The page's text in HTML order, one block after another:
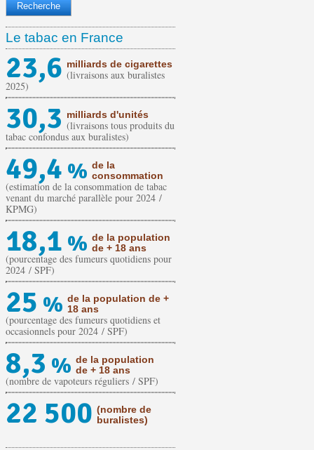
Le tabac en France
23,6 milliards de cigarettes
(livraisons aux buralistes
2025)
30,3 milliards d'unités
(livraisons tous produits du
tabac confondus aux buralistes)
49,4 % de la
consommation
(estimation de la consommation de tabac
venant du marché parallèle pour 2024 /
KPMG)
18,1 % de la population
de + 18 ans
(pourcentage des fumeurs quotidiens pour
2024 / SPF)
25 % de la population de +
18 ans
(pourcentage des fumeurs quotidiens et
occasionnels pour 2024 / SPF)
8,3 % de la population
de + 18 ans
(nombre de vapoteurs réguliers / SPF)
22 500 (nombre de
buralistes)